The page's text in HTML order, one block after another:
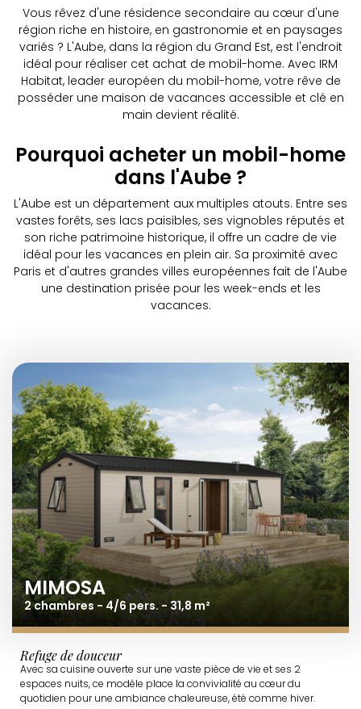
Vous rêvez d'une résidence secondaire au cœur d'une
région riche en histoire, en gastronomie et en paysages
variés ? L'Aube, dans la région du Grand Est, est l'endroit
idéal pour réaliser cet achat de mobil-home. Avec IRM
Habitat, leader européen du mobil-home, votre rêve de
posséder une maison de vacances accessible et clé en
main devient réalité.
Pourquoi acheter un mobil-home
dans l'Aube ?
L'Aube est un département aux multiples atouts. Entre ses
vastes forêts, ses lacs paisibles, ses vignobles réputés et
son riche patrimoine historique, il offre un cadre de vie
idéal pour les vacances en plein air. Sa proximité avec
Paris et d'autres grandes villes européennes fait de l'Aube
une destination prisée pour les week-ends et les
vacances.
MIMOSA
2 chambres - 4/6 pers. - 31,8 m²
Refuge de douceur
Avec sa cuisine ouverte sur une vaste pièce de vie et ses 2
espaces nuits, ce modèle place la convivialité au cœur du
quotidien pour une ambiance chaleureuse, été comme hiver.